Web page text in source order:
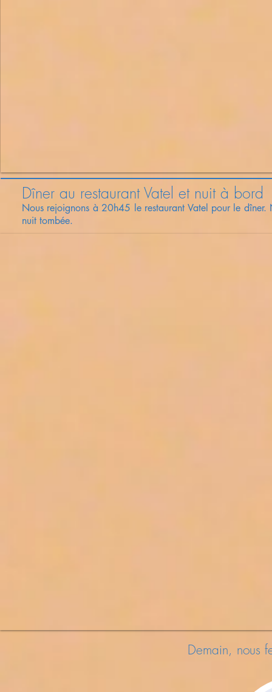
Dîner au restaurant Vatel et nuit à bord
Nous rejoignons à 20h45 le restaurant Vatel pour le
nuit tombée.
Demain, nous